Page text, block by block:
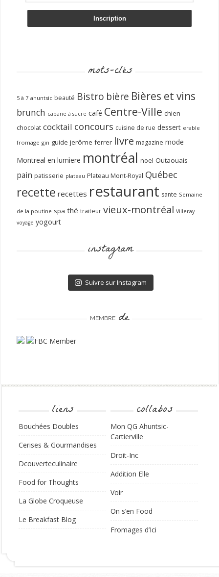
mots-clés
5 à 7 ahuntsic beauté Bistro bière Bières et vins
brunch cabane à sucre café Centre-Ville chien
chocolat cocktail concours cuisine de rue dessert erable
fromage gin guide jerôme ferrer livre magazine mode
Montreal en lumìere montréal noel Outaouais
pain patisserie plateau Plateau Mont-Royal Québec
recette recettes restaurant sante Semaine
de la poutine spa thé traiteur vieux-montréal Villeray
voyage yogourt
instagram
Suivre sur Instagram
MEMBRE de
liens
Bouchées Doubles
Cerises & Gourmandises
Dcouverteculinaire
Food for Thoughts
La Globe Croqueuse
Le Breakfast Blog
collabos
Mon QG Ahuntsic-
Cartierville
Droit-Inc
Addition Elle
Voir
On s’en Food
Fromages d’Ici